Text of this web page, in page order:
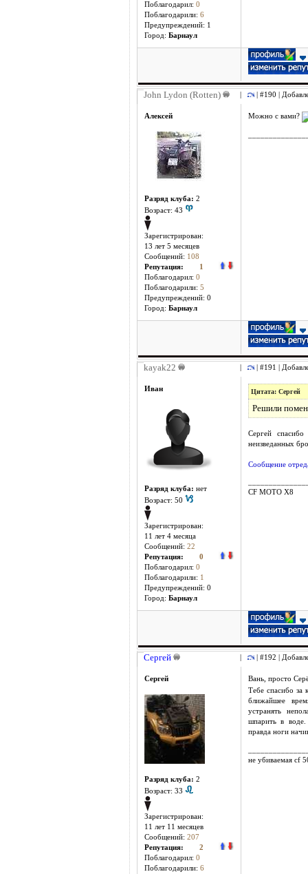
Поблагодарил: 0
Поблагодарили: 6
Предупреждений: 1
Город: Барнаул
John Lydon (Rotten) | #190 |
Алексей
Разряд клуба: 2
Возраст: 43
Зарегистрирован:
13 лет 5 месяцев
Сообщений: 108
Репутация:
1
Поблагодарил: 0
Поблагодарили: 5
Предупреждений: 0
Город: Барнаул
Можно с вами?
kayak22 | #191 |
Иван
Разряд клуба: нет
Возраст: 50
Зарегистрирован:
11 лет 4 месяцa
Сообщений: 22
Репутация: 0
Поблагодарил: 0
Поблагодарили: 1
Предупреждений: 0
Город: Барнаул
Цитата: Сергей
Решили
Сергей
неизведанных
Сообщение
CF MOTO X8
Сергей | #192 |
Сергей
Разряд клуба: 2
Возраст: 33
Зарегистрирован:
11 лет 11 месяцев
Сообщений: 207
Репутация: 2
Поблагодарил: 0
Поблагодарили: 6
Вань, просто
Тебе спасибо за
ближайшее
устранять
шпарить в
правда ноги
не убиваемая cf